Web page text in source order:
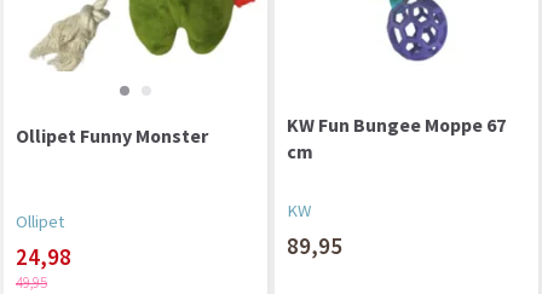
Ollipet Funny Monster
Ollipet
24,98
49,95
KW Fun Bungee Moppe 67
cm
KW
89,95